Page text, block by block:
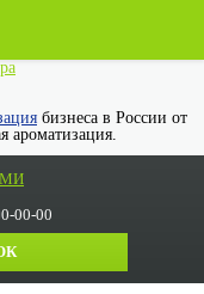
бизнеса в России от
ароматизация.
00-00